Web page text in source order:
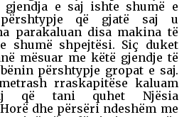
gjendja e saj ishte shumë e
që gjatë saj u
parakaluan disa makina të
shumë shpejtësi. Siç duket
mësuar me këtë gjendje të
përshtypje gropat e saj.
rraskapitëse kaluam
që tani quhet Njësia
dhe përsëri ndeshëm me